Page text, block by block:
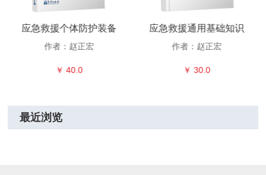
应急救援个体防护装备
作者：赵正宏
￥ 40.0
应急救援通用基础知识
作者：赵正宏
￥ 30.0
最近浏览